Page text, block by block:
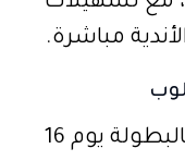
مباشرة.
ستُطلق جولة الكأس الخاصة بالبطولة يوم 16